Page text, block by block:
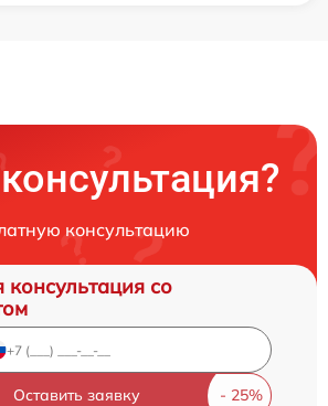
консультацию
консультация со
Оставить заявку